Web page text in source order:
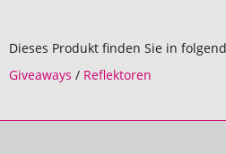
Dieses Produkt finden Sie in
Giveaways / Reflektoren